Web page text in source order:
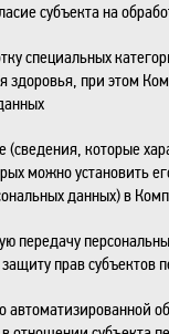
субъекта на
специальных
при этом
которые
можно установить
данных) в
передачу
прав субъектов
автоматизированной